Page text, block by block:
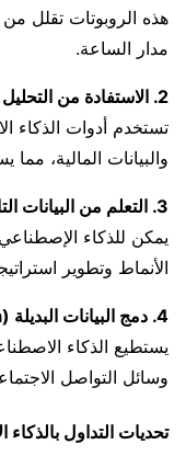
هذه الروبوتات تقلل
مدار الساعة.
2. الاستفادة من التحليل الفني والمالي
تستخدم أدوات الذكاء
والبيانات المالية،
3. التعلم من البيانات التاريخية
يمكن للذكاء الإصطناعي
الأنماط وتطوير
4. دمج البيانات البديلة (Alternative Data)
يستطيع الذكاء
وسائل التواصل
تحديات التداول